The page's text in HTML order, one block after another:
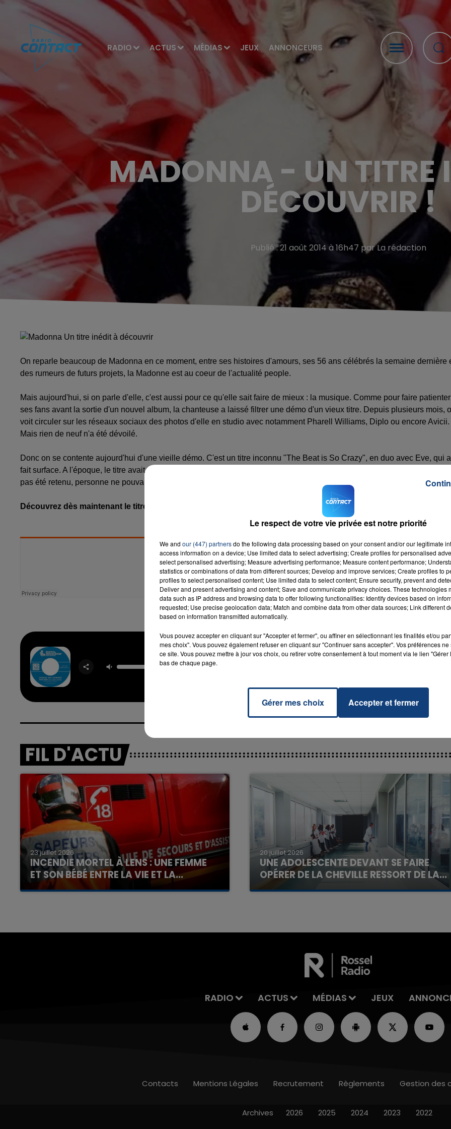
RADIO ACTUS MÉDIAS JEUX ANNONCEURS
MADONNA - UN TITRE
DÉCOUVRIR !
Publié : 21 août 2014 à 16h47 par La rédaction
On reparle beaucoup de Madonna en ce moment, entre ses histoires d'amours, ses 56 ans célébrés la semaine dernière
des rumeurs de futurs projets, la Madonne est au coeur de l'actualité people.
Mais aujourd'hui, si on parle d'elle, c'est aussi pour ce qu'elle sait faire de mieux : la musique. Comme pour faire patienter
ses fans avant la sortie d'un nouvel album, la chanteuse a laissé filtrer une démo d'un vieux titre. Depuis plusieurs mois,
voit circuler sur les réseaux sociaux des photos d'elle en studio avec notamment Pharell Williams, Diplo ou encore Avicii.
Mais rien de neuf n'a été dévoilé.
Donc on se contente aujourd'hui d'une vieille démo. C'est un titre inconnu "The Beat is So Crazy", en duo avec Eve, qui a
fait surface. A l'époque, le titre avait été produit par Pharell Williams et Timbaland pour l'album Hard Candy". Le titre
pas été retenu, personne ne pouvait le connaître, avant aujourd'hui !
Découvrez dès maintenant le titre "The Beat is So Cray", en duo avec Madonna et Eve
This Girl
FIL D'ACTU
23 juillet 2026
INCENDIE MORTEL À LENS : UNE FEMME
ET SON BÉBÉ ENTRE LA VIE ET LA...
Un homme s'est immolé par le feu après avoir
20 juillet 2026
UNE ADOLESCENTE DEVANT SE FAIRE
OPÉRER DE LA CHEVILLE RESSORT DE LA...
La famille a porté plainte contre la clinique qui a
La Team de l'été
RADIO ACTUS MÉDIAS JEUX
Contacts Mentions Légales Recrutement Règlements Gestion des
Archives 2026 2025 2024 2023 2022
Le respect de votre vie privée est notre priorité
We and our (447) partnersdo the following data processing based on your consent and/or our legitimate
access information on a device; Use limited data to select advertising; Create profiles for personalised
select personalised advertising; Measure advertising performance; Measure content performance;
statistics or combinations of data from different sources; Develop and improve services; Create profiles to
profiles to select personalised content; Use limited data to select content; Ensure security, prevent and
Deliver and present advertising and content; Save and communicate privacy choices. These technologies
data such as IP address and browsing data to offer following functionalities: Identify devices based on
requested; Use precise geolocation data; Match and combine data from other data sources; Link different
based on information transmitted automatically.
Vous pouvez accepter en cliquant sur "Accepter et fermer", ou affiner en sélectionnant les finalités et/ou
mes choix". Vous pouvez également refuser en cliquant sur "Continuer sans accepter". Vos préférences
ce site. Vous pouvez mettre à jour vos choix, ou retirer votre consentement à tout moment via le lien
bas de chaque page.
Gérer mes choix Accepter et fermer